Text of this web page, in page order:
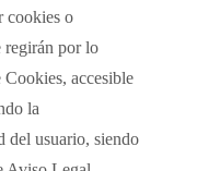
cookies o
regirán por lo
accesible
la
del usuario, siendo